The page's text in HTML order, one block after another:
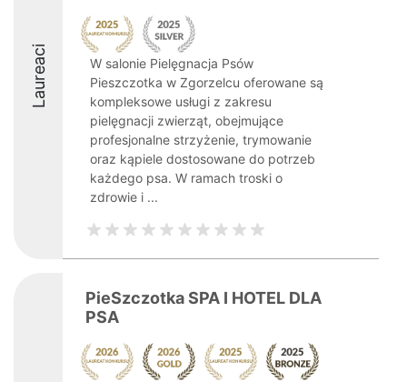
Laureaci
W salonie Pielęgnacja Psów
Pieszczotka w Zgorzelcu oferowane są
kompleksowe usługi z zakresu
pielęgnacji zwierząt, obejmujące
profesjonalne strzyżenie, trymowanie
oraz kąpiele dostosowane do potrzeb
każdego psa. W ramach troski o
zdrowie i ...
PieSzczotka SPA I HOTEL DLA
PSA